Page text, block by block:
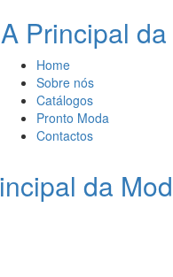
A Principal
Home
Sobre nós
Catálogos
Pronto Moda
Contactos
da